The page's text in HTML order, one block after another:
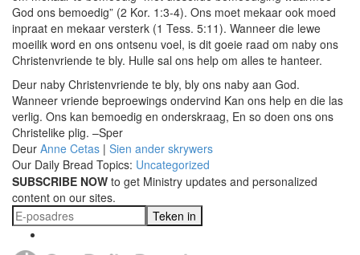
God ons bemoedig” (2 Kor. 1:3-4). Ons moet mekaar ook moed
inpraat en mekaar versterk (1 Tess. 5:11). Wanneer die lewe
moeilik word en ons ontsenu voel, is dit goeie raad om naby ons
Christenvriende te bly. Hulle sal ons help om alles te hanteer.
Deur naby Christenvriende te bly, bly ons naby aan God.
Wanneer vriende beproewings ondervind Kan ons help en die las
verlig. Ons kan bemoedig en onderskraag, En so doen ons ons
Christelike plig. –Sper
Deur Anne Cetas | Sien ander skrywers
Our Daily Bread Topics: Uncategorized
SUBSCRIBE NOW to get Ministry updates and personalized
content on our sites.
Teken in